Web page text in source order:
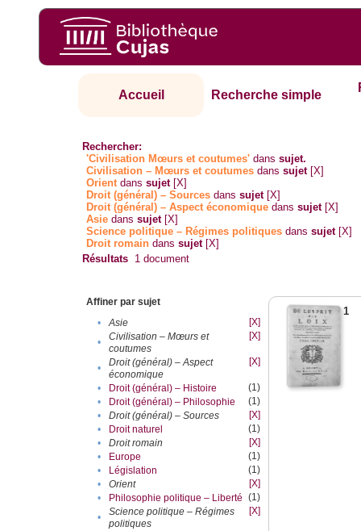
Accueil Recherche simple
Rechercher:
'Civilisation Mœurs et coutumes' danssujet.
Civilisation – Mœurs et coutumes danssujet [X]
Orientdanssujet [X]
Droit (général) – Sources danssujet [X]
Droit (général) – Aspect économique danssujet [X]
Asie danssujet [X]
Science politique – Régimes politiques danssujet [X]
Droit romain danssujet [X]
Résultats 1 document
Affiner par sujet
•
Asie
[X]
•
Civilisation – Mœurs et
coutumes
[X]
•
Droit (général) – Aspect
économique
[X]
• Droit (général) – Histoire
(1)
•
Droit (général) – Philosophie
(1)
•
Droit (général) – Sources
[X]
•
Droit naturel
(1)
•
Droit romain
[X]
•
Europe
(1)
•
Législation
(1)
•
Orient
[X]
•
Philosophie politique – Liberté (1)
•
Science politique – Régimes
politiques
[X]
1